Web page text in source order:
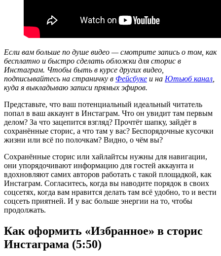
Если вам больше по душе видео — смотрите запись о том, как
бесплатно и быстро сделать обложки для сторис в
Инстаграм. Чтобы быть в курсе других видео,
подписывайтесь на страничку в Фейсбуке и на Ютьюб канал
куда я выкладываю записи прямых эфиров.
Представьте, что ваш потенциальный идеальный читатель
попал в ваш аккаунт в Инстаграм. Что он увидит там первым
делом? За что зацепится взгляд? Прочтёт шапку, зайдёт в
сохранённые сторис, а что там у вас? Беспорядочные кусочки
жизни или всё по полочкам? Видно, о чём вы?
Сохранённые сторис или хайлайтсы нужны для навигации,
они упорядочивают информацию для гостей аккаунта и
вдохновляют самих авторов работать с такой площадкой, как
Инстаграм. Согласитесь, когда вы наводите порядок в своих
соцсетях, когда вам нравится делать там всё удобно, то и вести
соцсеть приятней. И у вас больше энергии на то, чтобы
продолжать.
Как оформить «Избранное» в сторис
Инстаграма (5:50)